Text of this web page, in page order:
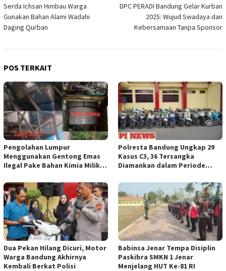
pos
Serda Ichsan Himbau Warga
Gunakan Bahan Alami Wadahi
Daging Qurban
DPC PERADI Bandung Gelar Kurban
2025: Wujud Swadaya dan
Kebersamaan Tanpa Sponsor
POS TERKAIT
Pengolahan Lumpur
Menggunakan Gentong Emas
Ilegal Pake Bahan Kimia Milik
Aparat Penegak Hukum ( APH )
Jangan Sampai Diam Saja
Polresta Bandung Ungkap 29
Kasus C3, 36 Tersangka
Diamankan dalam Periode
Dua Pekan Hilang Dicuri, Motor
Warga Bandung Akhirnya
Kembali Berkat Polisi
Babinsa Jenar Tempa Disiplin
Paskibra SMKN 1 Jenar
Menjelang HUT Ke-81 RI